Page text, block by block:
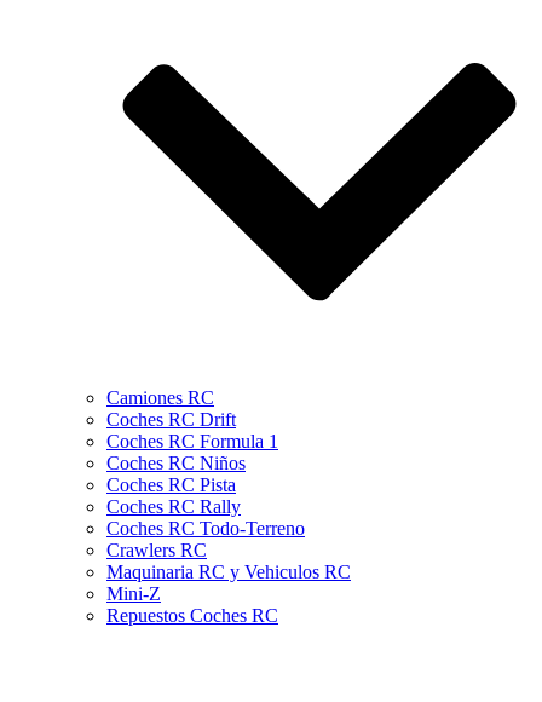
Camiones RC
Coches RC Drift
Coches RC Formula 1
Coches RC Niños
Coches RC Pista
Coches RC Rally
Coches RC Todo-Terreno
Crawlers RC
Maquinaria RC y Vehiculos RC
Mini-Z
Repuestos Coches RC